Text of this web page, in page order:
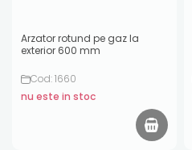
Arzator rotund pe gaz la
exterior 600 mm
Cod: 1660
nu este in stoc